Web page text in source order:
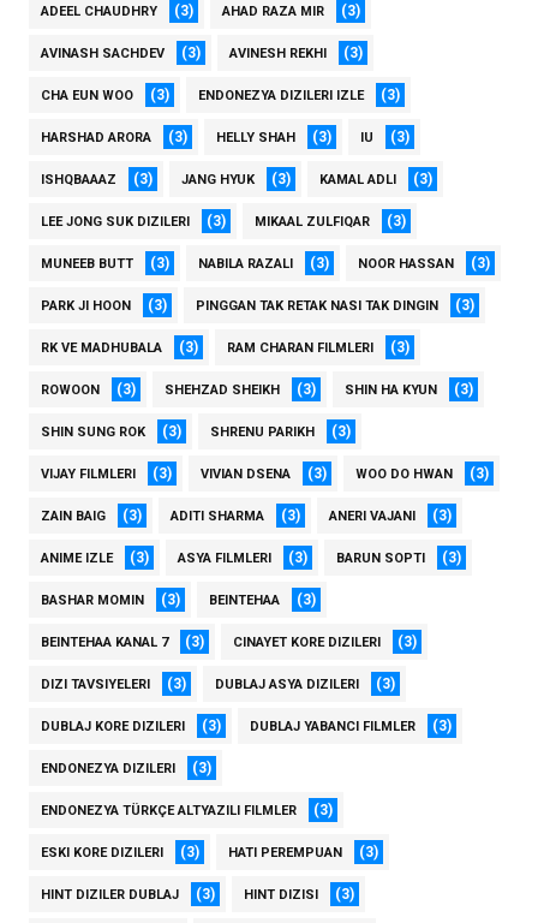
ADEEL CHAUDHRY (3) AHAD RAZA MIR (3)
AVINASH SACHDEV (3) AVINESH REKHI (3)
CHA EUN WOO (3) ENDONEZYA DIZILERI IZLE (3)
HARSHAD ARORA (3) HELLY SHAH (3) IU (3)
ISHQBAAAZ (3) JANG HYUK (3) KAMAL ADLI (3)
LEE JONG SUK DIZILERI (3) MIKAAL ZULFIQAR (3)
MUNEEB BUTT (3) NABILA RAZALI (3) NOOR HASSAN (3)
PARK JI HOON (3) PINGGAN TAK RETAK NASI TAK DINGIN (3)
RK VE MADHUBALA (3) RAM CHARAN FILMLERI (3)
ROWOON (3) SHEHZAD SHEIKH (3) SHIN HA KYUN (3)
SHIN SUNG ROK (3) SHRENU PARIKH (3)
VIJAY FILMLERI (3) VIVIAN DSENA (3) WOO DO HWAN (3)
ZAIN BAIG (3) ADITI SHARMA (3) ANERI VAJANI (3)
ANIME IZLE (3) ASYA FILMLERI (3) BARUN SOPTI (3)
BASHAR MOMIN (3) BEINTEHAA (3)
BEINTEHAA KANAL 7 (3) CINAYET KORE DIZILERI (3)
DIZI TAVSIYELERI (3) DUBLAJ ASYA DIZILERI (3)
DUBLAJ KORE DIZILERI (3) DUBLAJ YABANCI FILMLER (3)
ENDONEZYA DIZILERI (3)
ENDONEZYA TÜRKÇE ALTYAZILI FILMLER (3)
ESKI KORE DIZILERI (3) HATI PEREMPUAN (3)
HINT DIZILER DUBLAJ (3) HINT DIZISI (3)